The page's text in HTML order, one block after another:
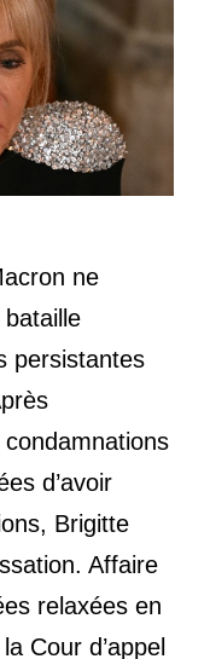
ne
persistantes
condamnations
d’avoir
Brigitte
Affaire
relaxées en
Cour d’appel